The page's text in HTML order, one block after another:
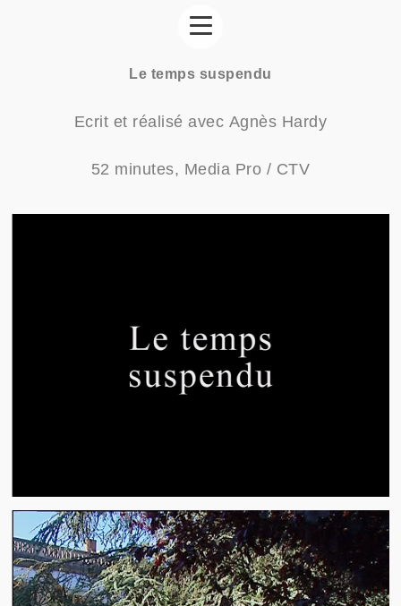
Le temps suspendu
Ecrit et réalisé avec Agnès Hardy
52 minutes, Media Pro / CTV